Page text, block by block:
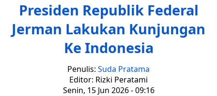
Presiden Republik Federal
Jerman Lakukan Kunjungan
Ke Indonesia
Penulis: Suda Pratama
Editor: Rizki Peratami
Senin, 15 Jun 2026 - 09:16